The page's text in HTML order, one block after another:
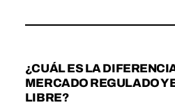
¿CUÁL ES LA
MERCADO REGULADO Y
LIBRE?